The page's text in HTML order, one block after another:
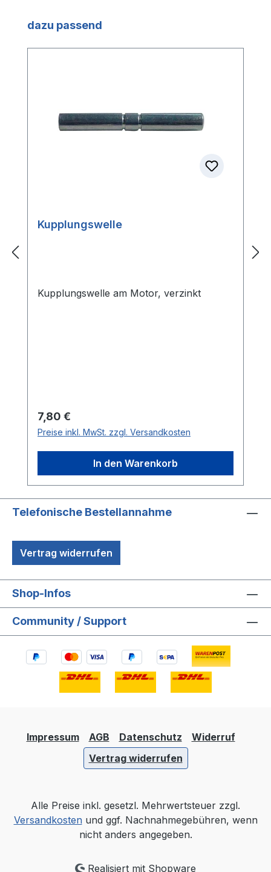
Produktgalerie überspringen
dazu passend
Kupplungswelle
Kupplungswelle am Motor, verzinkt
Regulärer Preis:
7,80 €
Preise inkl. MwSt. zzgl. Versandkosten
In den Warenkorb
Telefonische Bestellannahme
Vertrag widerrufen
Shop-Infos
Community / Support
Impressum AGB Datenschutz
Widerruf
Vertrag widerrufen
Alle Preise inkl. gesetzl. Mehrwertsteuer zzgl.
Versandkostenund ggf. Nachnahmegebühren, wenn
nicht anders angegeben.
Realisiert mit Shopware